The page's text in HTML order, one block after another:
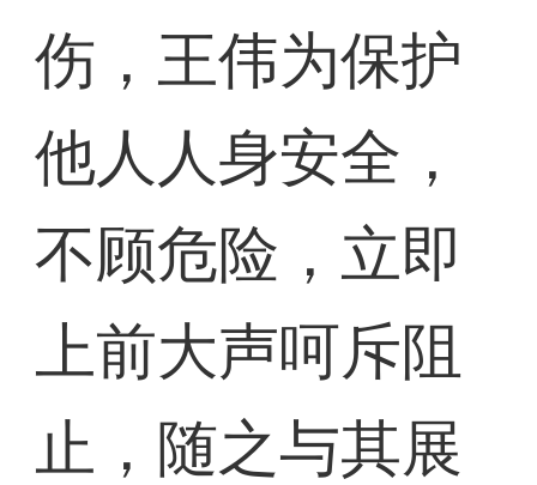
伤，王伟为保护
他人人身安全，
不顾危险，立即
上前大声呵斥阻
止，随之与其展